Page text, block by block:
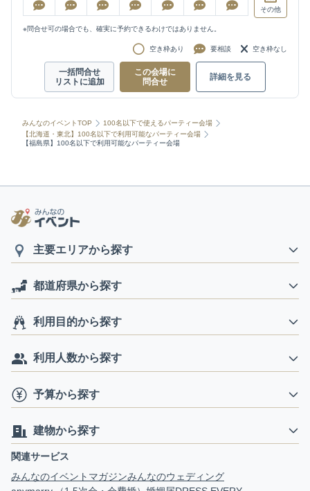
その他
※問合せ可の場合でも、確実に予約できるわけではありません。
空き枠あり 要相談 空き枠なし
一括問合せ
リストに追加
この会場に
問合せ
詳細を見る
みんなのイベントTOP
100名以下で使えるパーティー会場
【北海道・東北】100名以下で利用可能なパーティー会場
【福島県】100名以下で利用可能なパーティー会場
主要エリアから探す
都道府県から探す
利用目的から探す
利用人数から探す
予算から探す
建物から探す
関連サービス
みんなのイベントマガジンみんなのウェディング